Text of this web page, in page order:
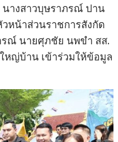
างสาวบุษราภรณ์ ปาน
หน้าส่วนราชการสังกัด
รณ์ นายศุภชัย นพขำ สส.
หญ่บ้าน เข้าร่วมให้ข้อมูล